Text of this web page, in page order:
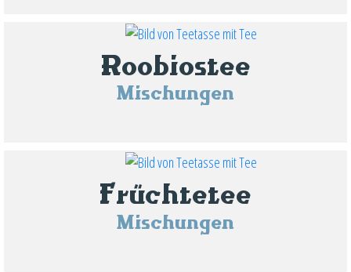
Roobiostee
Mischungen
Früchtetee
Mischungen